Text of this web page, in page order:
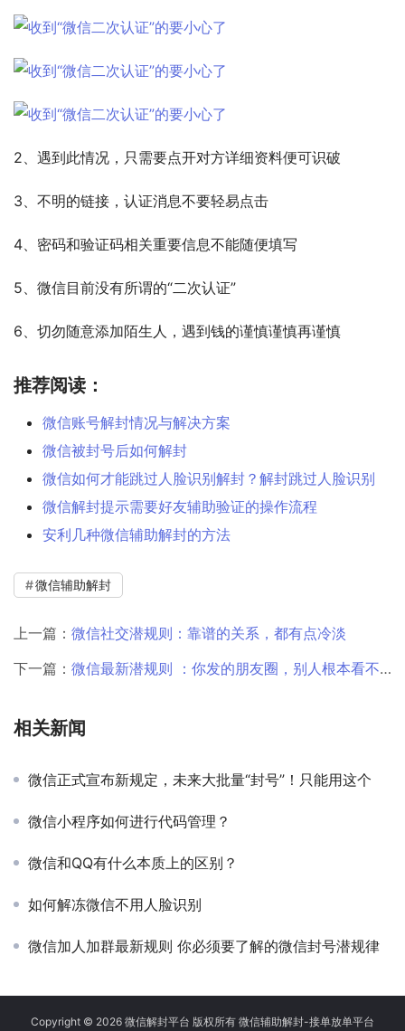
2、遇到此情况，只需要点开对方详细资料便可识破
3、不明的链接，认证消息不要轻易点击
4、密码和验证码相关重要信息不能随便填写
5、微信目前没有所谓的“二次认证”
6、切勿随意添加陌生人，遇到钱的谨慎谨慎再谨慎
推荐阅读：
微信账号解封情况与解决方案
微信被封号后如何解封
微信如何才能跳过人脸识别解封？解封跳过人脸识别
微信解封提示需要好友辅助验证的操作流程
安利几种微信辅助解封的方法
微信辅助解封
上一篇： 微信社交潜规则：靠谱的关系，都有点冷淡
下一篇： 微信最新潜规则 ：你发的朋友圈，别人根本看不到！
相关新闻
微信正式宣布新规定，未来大批量“封号”！只能用这个
微信小程序如何进行代码管理？
微信和QQ有什么本质上的区别？
如何解冻微信不用人脸识别
微信加人加群最新规则 你必须要了解的微信封号潜规律
Copyright © 2026 微信解封平台 版权所有 微信辅助解封-接单放单平台